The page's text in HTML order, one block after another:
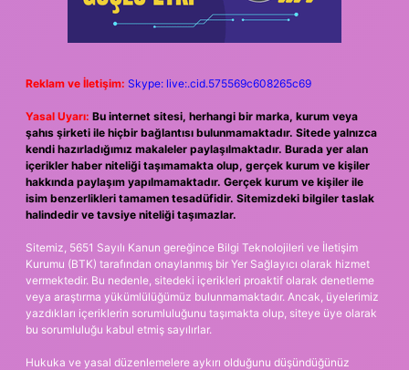
Reklam ve İletişim: Skype: live:.cid.575569c608265c69
Yasal Uyarı: Bu internet sitesi, herhangi bir marka, kurum veya
şahıs şirketi ile hiçbir bağlantısı bulunmamaktadır. Sitede yalnızca
kendi hazırladığımız makaleler paylaşılmaktadır. Burada yer alan
içerikler haber niteliği taşımamakta olup, gerçek kurum ve kişiler
hakkında paylaşım yapılmamaktadır. Gerçek kurum ve kişiler ile
isim benzerlikleri tamamen tesadüfidir. Sitemizdeki bilgiler taslak
halindedir ve tavsiye niteliği taşımazlar.
Sitemiz, 5651 Sayılı Kanun gereğince Bilgi Teknolojileri ve İletişim
Kurumu (BTK) tarafından onaylanmış bir Yer Sağlayıcı olarak hizmet
vermektedir. Bu nedenle, sitedeki içerikleri proaktif olarak denetleme
veya araştırma yükümlülüğümüz bulunmamaktadır. Ancak, üyelerimiz
yazdıkları içeriklerin sorumluluğunu taşımakta olup, siteye üye olarak
bu sorumluluğu kabul etmiş sayılırlar.
Hukuka ve yasal düzenlemelere aykırı olduğunu düşündüğünüz